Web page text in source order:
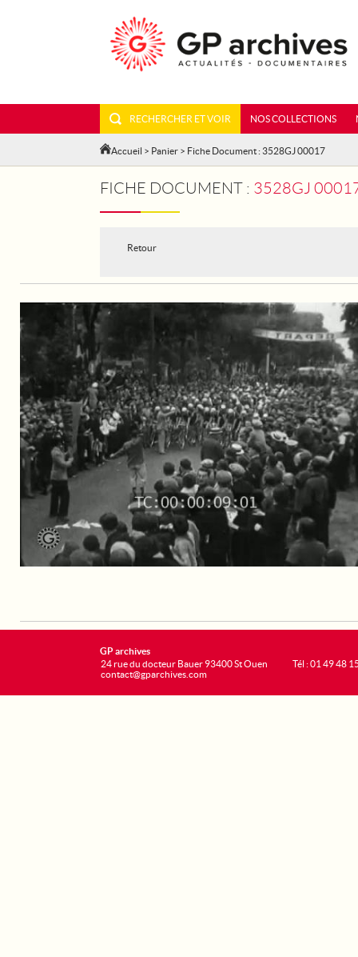
RECHERCHER ET VOIR NOS COLLECTIONS
Accueil > Panier > Fiche Document : 3528GJ 00017
FICHE DOCUMENT : 3528GJ 00017 - TOUR
Retour
GP archives
24 rue du docteur Bauer 93400 St Ouen
contact@gparchives.com
Tél : 01 49 48